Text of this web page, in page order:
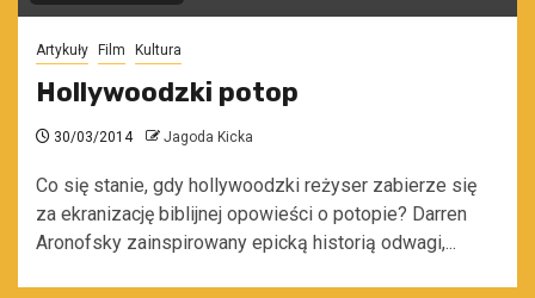
Artykuły Film Kultura
Hollywoodzki potop
30/03/2014 Jagoda Kicka
Co się stanie, gdy hollywoodzki reżyser zabierze się
za ekranizację biblijnej opowieści o potopie? Darren
Aronofsky zainspirowany epicką historią odwagi,...